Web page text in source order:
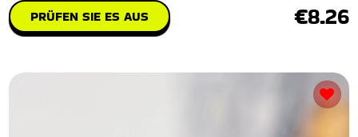
PRÜFEN SIE ES AUS €8.26